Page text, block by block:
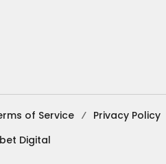
of Service Privacy Policy
Digital